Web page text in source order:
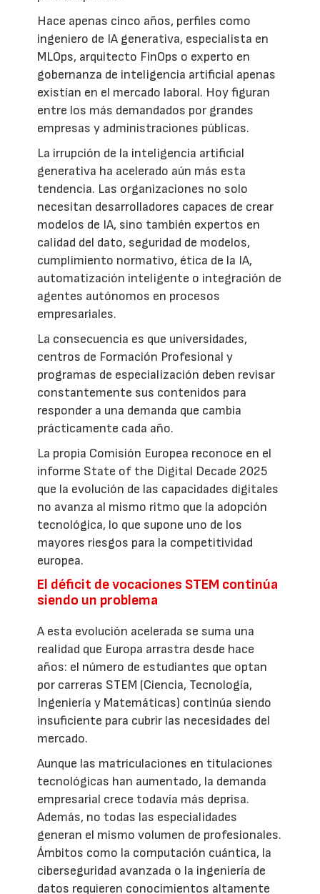
Hace apenas cinco años, perfiles como
ingeniero de IA generativa, especialista en
MLOps, arquitecto FinOps o experto en
gobernanza de inteligencia artificial apenas
existían en el mercado laboral. Hoy figuran
entre los más demandados por grandes
empresas y administraciones públicas.
La irrupción de la inteligencia artificial
generativa ha acelerado aún más esta
tendencia. Las organizaciones no solo
necesitan desarrolladores capaces de crear
modelos de IA, sino también expertos en
calidad del dato, seguridad de modelos,
cumplimiento normativo, ética de la IA,
automatización inteligente o integración de
agentes autónomos en procesos
empresariales.
La consecuencia es que universidades,
centros de Formación Profesional y
programas de especialización deben revisar
constantemente sus contenidos para
responder a una demanda que cambia
prácticamente cada año.
La propia Comisión Europea reconoce en el
informe State of the Digital Decade 2025
que la evolución de las capacidades digitales
no avanza al mismo ritmo que la adopción
tecnológica, lo que supone uno de los
mayores riesgos para la competitividad
europea.
El déficit de vocaciones STEM continúa
siendo un problema
A esta evolución acelerada se suma una
realidad que Europa arrastra desde hace
años: el número de estudiantes que optan
por carreras STEM (Ciencia, Tecnología,
Ingeniería y Matemáticas) continúa siendo
insuficiente para cubrir las necesidades del
mercado.
Aunque las matriculaciones en titulaciones
tecnológicas han aumentado, la demanda
empresarial crece todavía más deprisa.
Además, no todas las especialidades
generan el mismo volumen de profesionales.
Ámbitos como la computación cuántica, la
ciberseguridad avanzada o la ingeniería de
datos requieren conocimientos altamente